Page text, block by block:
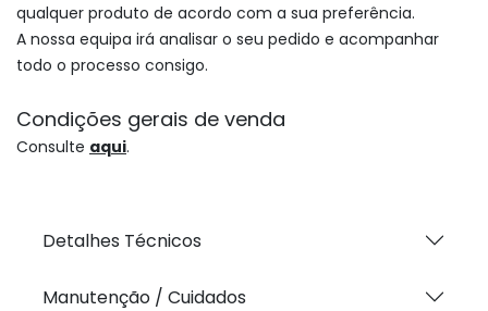
qualquer produto de acordo com a sua preferência.
A nossa equipa irá analisar o seu pedido e acompanhar
todo o processo consigo.
Condições gerais de venda
Consulte aqui.
Detalhes Técnicos
Manutenção / Cuidados